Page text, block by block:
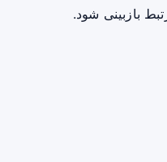
بازبینی شود.